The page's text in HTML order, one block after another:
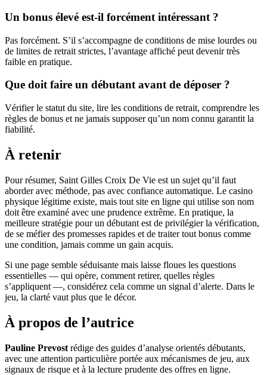
Un bonus élevé est-il forcément intéressant ?
Pas forcément. S’il s’accompagne de conditions de mise lourdes ou
de limites de retrait strictes, l’avantage affiché peut devenir très
faible en pratique.
Que doit faire un débutant avant de déposer ?
Vérifier le statut du site, lire les conditions de retrait, comprendre les
règles de bonus et ne jamais supposer qu’un nom connu garantit la
fiabilité.
À retenir
Pour résumer, Saint Gilles Croix De Vie est un sujet qu’il faut
aborder avec méthode, pas avec confiance automatique. Le casino
physique légitime existe, mais tout site en ligne qui utilise son nom
doit être examiné avec une prudence extrême. En pratique, la
meilleure stratégie pour un débutant est de privilégier la vérification,
de se méfier des promesses rapides et de traiter tout bonus comme
une condition, jamais comme un gain acquis.
Si une page semble séduisante mais laisse floues les questions
essentielles — qui opère, comment retirer, quelles règles
s’appliquent —, considérez cela comme un signal d’alerte. Dans le
jeu, la clarté vaut plus que le décor.
À propos de l’autrice
Pauline Prevost rédige des guides d’analyse orientés débutants,
avec une attention particulière portée aux mécanismes de jeu, aux
signaux de risque et à la lecture prudente des offres en ligne.